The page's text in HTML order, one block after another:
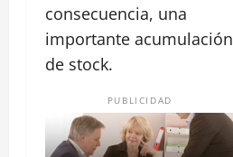
consecuencia, una
importante acumulación
de stock.
PUBLICIDAD